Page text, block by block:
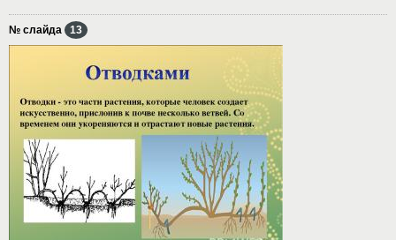
№ слайда 13